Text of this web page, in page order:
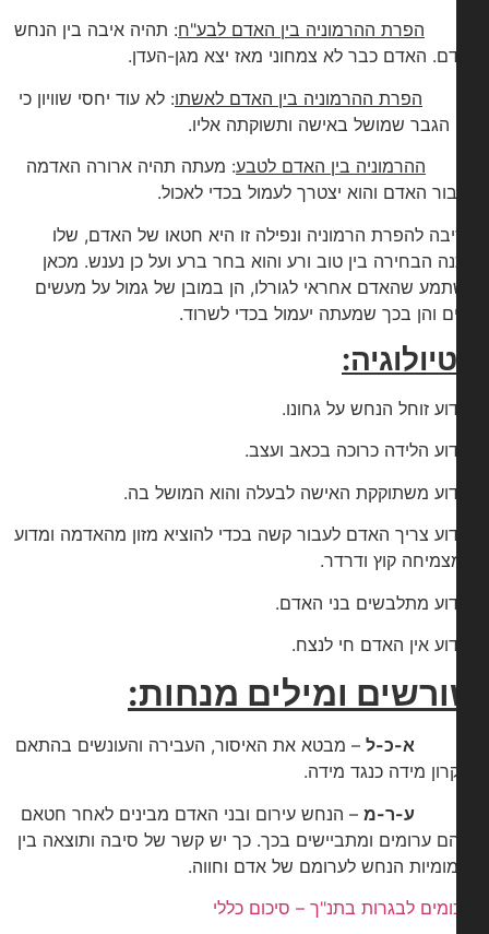
הפרת ההרמוניה בין האדם לבע"ח: תהיה איבה בין הנחש
האדם כבר לא צמחוני מאז יצא מגן-העדן.
הפרת ההרמוניה בין האדם לאשתו: לא עוד יחסי שוויון כי
שמושל באישה ותשוקתה אליו.
ההרמוניה בין האדם לטבע: מעתה תהיה ארורה האדמה
האדם והוא יצטרך לעמול בכדי לאכול.
להפרת הרמוניה ונפילה זו היא חטאו של האדם, שלו
הבחירה בין טוב ורע והוא בחר ברע ועל כן נענש. מכאן
שהאדם אחראי לגורלו, הן במובן של גמול על מעשים
והן בכך שמעתה יעמול בכדי לשרוד.
זוחל הנחש על גחונו.
הלידה כרוכה בכאב ועצב.
משתוקקת האישה לבעלה והוא המושל בה.
צריך האדם לעבור קשה בכדי להוציא מזון מהאדמה ומדוע
קוץ ודרדר.
מתלבשים בני האדם.
אין האדם חי לנצח.
ומילים מנחות:
א-כ-ל– מבטא את האיסור, העבירה והעונשים בהתאם
מידה כנגד מידה.
ע-ר-מ– הנחש עירום ובני האדם מבינים לאחר חטאם
ערומים ומתביישים בכך. כך יש קשר של סיבה ותוצאה בין
הנחש לערומם של אדם וחווה.
לבגרות בתנ"ך – סיכום כללי